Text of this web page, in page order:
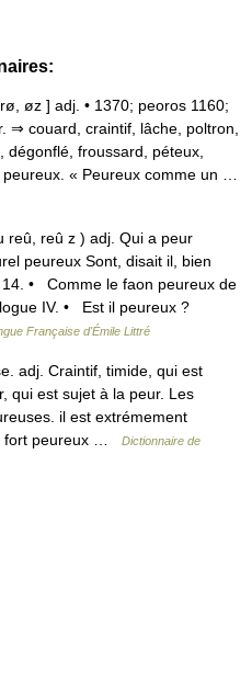
øz ] adj. • 1370; peoros 1160;
⇒ couard, craintif, lâche, poltron,
dégonflé, froussard, péteux,
« Peureux comme un …
reû z ) adj. Qui a peur
peureux Sont, disait il, bien
• Comme le faon peureux de
IV. • Est il peureux ?
Française d'Émile Littré
adj. Craintif, timide, qui est
qui est sujet à la peur. Les
il est extrémement
fort peureux …
Dictionnaire de